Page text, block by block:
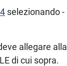
selezionando -
allegare alla
di cui sopra.